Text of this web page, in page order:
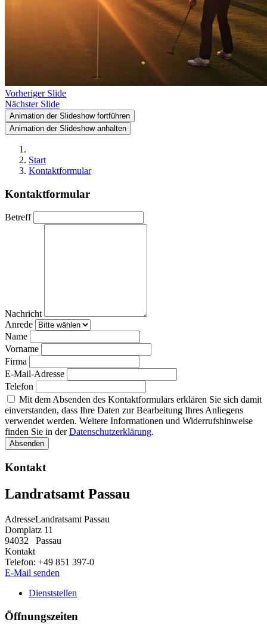
Vorheriger Slide
Nächster Slide
Animation der Slideshow fortführen
Animation der Slideshow anhalten
Start
Kontaktformular
Kontaktformular
Betreff
Nachricht
Anrede
Name
Vorname
Firma
E-Mail-Adresse
Telefon
Mit dem Absenden des Kontaktformulars erklären Sie sich damit
einverstanden, dass Ihre Daten zur Bearbeitung Ihres Anliegens
verwendet werden. Weitere Informationen und Widerrufshinweise
finden Sie in derDatenschutzerklärung.
Absenden
Kontakt
Landratsamt Passau
AdresseLandratsamt Passau
Domplatz 11
94032
Passau
Kontakt
Telefon: +49 851 397-0
E-Mail senden
Dienststellen
Öffnungszeiten